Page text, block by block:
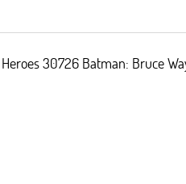
Heroes 30726 Batman: Bruce